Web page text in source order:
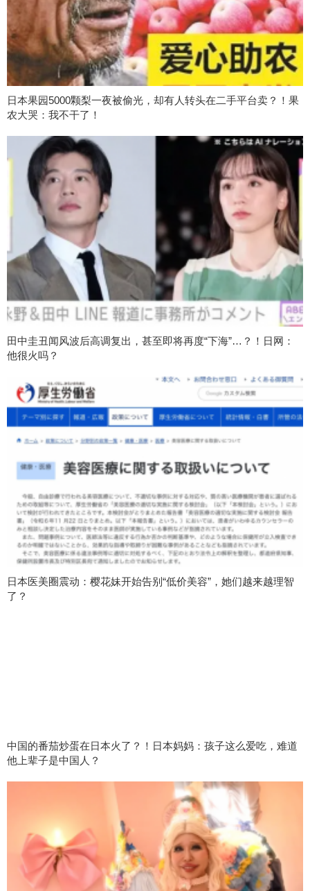
日本果园5000颗梨一夜被偷光，却有人转头在二手平台卖？！果
农大哭：我不干了！
田中圭丑闻风波后高调复出，甚至即将再度“下海”…？！日网：
他很火吗？
日本医美圈震动：樱花妹开始告别“低价美容”，她们越来越理智
了？
中国的番茄炒蛋在日本火了？！日本妈妈：孩子这么爱吃，难道
他上辈子是中国人？